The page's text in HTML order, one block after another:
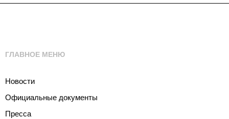
ГЛАВНОЕ МЕНЮ
Новости
Официальные документы
Пресса